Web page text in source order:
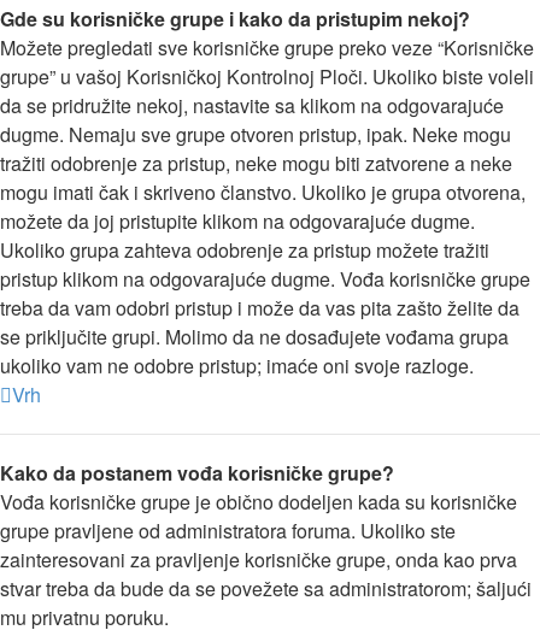
Gde su korisničke grupe i kako da pristupim nekoj?
Možete pregledati sve korisničke grupe preko veze “Korisničke
grupe” u vašoj Korisničkoj Kontrolnoj Ploči. Ukoliko biste voleli
da se pridružite nekoj, nastavite sa klikom na odgovarajuće
dugme. Nemaju sve grupe otvoren pristup, ipak. Neke mogu
tražiti odobrenje za pristup, neke mogu biti zatvorene a neke
mogu imati čak i skriveno članstvo. Ukoliko je grupa otvorena,
možete da joj pristupite klikom na odgovarajuće dugme.
Ukoliko grupa zahteva odobrenje za pristup možete tražiti
pristup klikom na odgovarajuće dugme. Vođa korisničke grupe
treba da vam odobri pristup i može da vas pita zašto želite da
se priključite grupi. Molimo da ne dosađujete vođama grupa
ukoliko vam ne odobre pristup; imaće oni svoje razloge.
Vrh
Kako da postanem vođa korisničke grupe?
Vođa korisničke grupe je obično dodeljen kada su korisničke
grupe pravljene od administratora foruma. Ukoliko ste
zainteresovani za pravljenje korisničke grupe, onda kao prva
stvar treba da bude da se povežete sa administratorom; šaljući
mu privatnu poruku.